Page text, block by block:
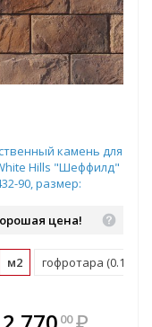
(10 м2)
камень для
Hills "Шеффилд"
90, размер:
цена!
м2 гофротара (0.17 м2)
00